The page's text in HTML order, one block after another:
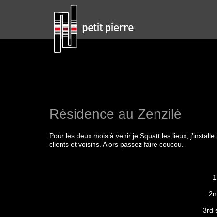
Résidence au Zenzilé
Pour les deux mois à venir je Squatt les lieux,
clients et voisins. Alors passez faire coucou.
3rd